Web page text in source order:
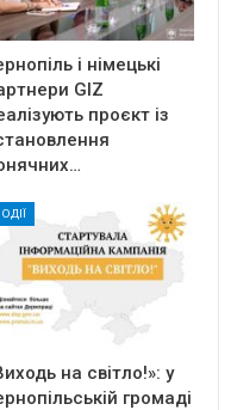
і німецькі
GIZ
проєкт із
на світло!»: у
громаді